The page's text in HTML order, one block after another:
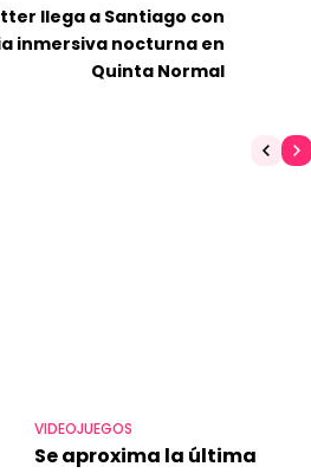
llega a Santiago con
inmersiva nocturna en
Quinta Normal
VIDEOJUEGOS
Se aproxima la última